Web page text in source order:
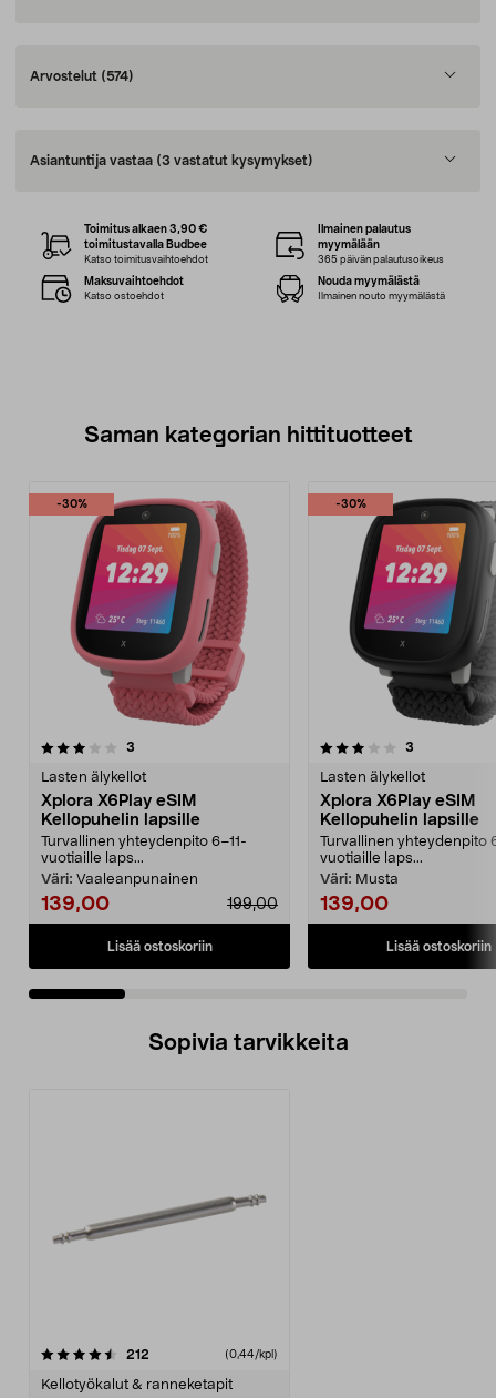
Arvostelut (574)
Asiantuntija vastaa (3 vastatut kysymykset)
Toimitus alkaen 3,90 €
toimitustavalla Budbee
Katso toimitusvaihtoehdot
Ilmainen palautus
myymälään
365 päivän palautusoikeus
Maksuvaihtoehdot
Katso ostoehdot
Nouda myymälästä
Ilmainen nouto myymälästä
Saman kategorian hittituotteet
-30%
3
Lasten älykellot
Xplora X6Play eSIM
Kellopuhelin lapsille
Turvallinen yhteydenpito 6–11-
vuotiaille laps...
Väri: Vaaleanpunainen
139,00 199,00
Lisää ostoskoriin
-30%
3.5 viidestä
3
Lasten älykellot
Xplora X6Play eSIM
Kellopuhelin lapsille
Turvallinen yhteydenpito
vuotiaille laps...
Väri: Musta
139,00
Lisää ostoskoriin
5.0 viidestä
Sopivia tarvikkeita
212 (0,44/kpl)
Kellotyökalut & ranneketapit